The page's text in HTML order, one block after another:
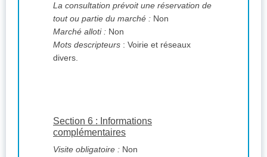
La consultation prévoit une réservation de
tout ou partie du marché : Non
Marché alloti : Non
Mots descripteurs : Voirie et réseaux
divers.
Section 6 : Informations
complémentaires
Visite obligatoire : Non